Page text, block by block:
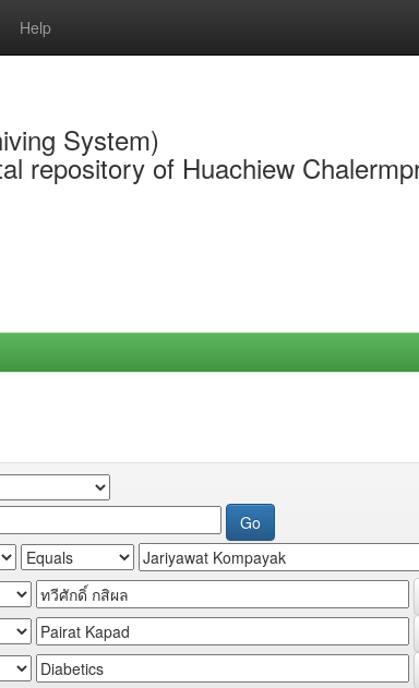
Help
System)
repository of Huachiew